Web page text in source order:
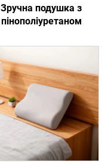
Зручна подушка з
пінополіуретаном